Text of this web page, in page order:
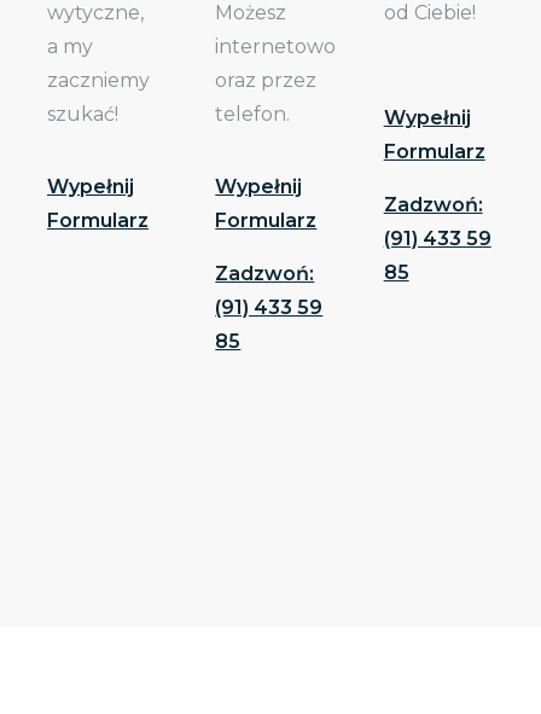
wytyczne,
a my
zaczniemy
szukać!
Wypełnij
Formularz
Możesz
internetowo
oraz przez
telefon.
Wypełnij
Formularz
Zadzwoń:
(91) 433 59
85
od Ciebie!
Wypełnij
Formularz
Zadzwoń:
(91) 433 59
85